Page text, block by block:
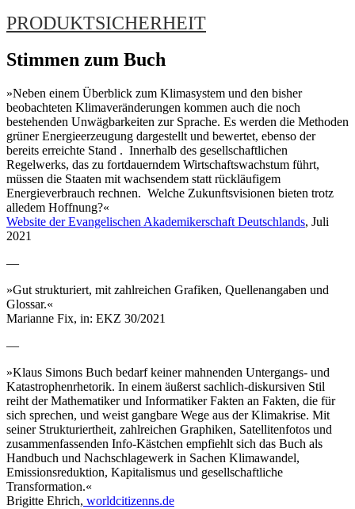
PRODUKTSICHERHEIT
Stimmen zum Buch
»Neben einem Überblick zum Klimasystem und den bisher
beobachteten Klimaveränderungen kommen auch die noch
bestehenden Unwägbarkeiten zur Sprache. Es werden die Methoden
grüner Energieerzeugung dargestellt und bewertet, ebenso der
bereits erreichte Stand . Innerhalb des gesellschaftlichen
Regelwerks, das zu fortdauerndem Wirtschaftswachstum führt,
müssen die Staaten mit wachsendem statt rückläufigem
Energieverbrauch rechnen. Welche Zukunftsvisionen bieten trotz
alledem Hoffnung?«
Website der Evangelischen Akademikerschaft Deutschlands, Juli
2021
—
»Gut strukturiert, mit zahlreichen Grafiken, Quellenangaben und
Glossar.«
Marianne Fix, in: EKZ 30/2021
—
»Klaus Simons Buch bedarf keiner mahnenden Untergangs- und
Katastrophenrhetorik. In einem äußerst sachlich-diskursiven Stil
reiht der Mathematiker und Informatiker Fakten an Fakten, die für
sich sprechen, und weist gangbare Wege aus der Klimakrise. Mit
seiner Strukturiertheit, zahlreichen Graphiken, Satellitenfotos und
zusammenfassenden Info-Kästchen empfiehlt sich das Buch als
Handbuch und Nachschlagewerk in Sachen Klimawandel,
Emissionsreduktion, Kapitalismus und gesellschaftliche
Transformation.«
Brigitte Ehrich, worldcitizenns.de